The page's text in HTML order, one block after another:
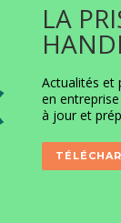
LA
Actualités et
en
à jour et